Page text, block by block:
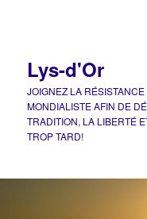
Lys-d'Or
JOIGNEZ LA
MONDIALISTE AFIN DE
TRADITION, LA LIBERTÉ
TROP TARD!